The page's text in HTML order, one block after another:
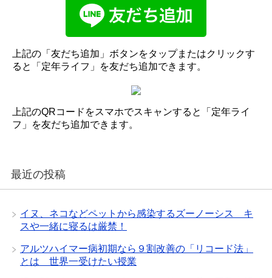
上記の「友だち追加」ボタンをタップまたはクリックす
ると「定年ライフ」を友だち追加できます。
上記のQRコードをスマホでスキャンすると「定年ライ
フ」を友だち追加できます。
最近の投稿
イヌ、ネコなどペットから感染するズーノーシス キ
スや一緒に寝るは厳禁！
アルツハイマー病初期なら９割改善の「リコード法」
とは 世界一受けたい授業